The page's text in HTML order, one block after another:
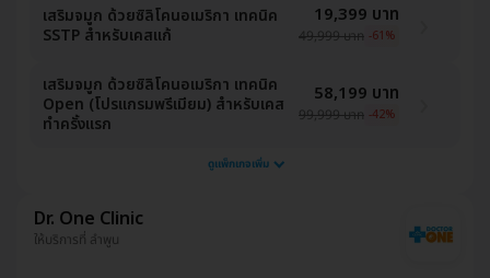
เสริมจมูก ด้วยซิลิโคนอเมริกา เทคนิค
SSTP สำหรับเคสแก้
19,399 บาท
49,999 บาท -61%
เสริมจมูก ด้วยซิลิโคนอเมริกา เทคนิค
Open (โปรแกรมพรีเมียม) สำหรับเคส
ทำครั้งแรก
58,199 บาท
99,999 บาท -42%
ดูแพ็กเกจเพิ่ม
Dr. One Clinic
ให้บริการที่ ลำพูน